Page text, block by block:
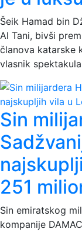
Šeik Hamad bin
Al Tani, bivši
članova katarske
vlasnik
Sin
251
Sin emiratskog
kompanije